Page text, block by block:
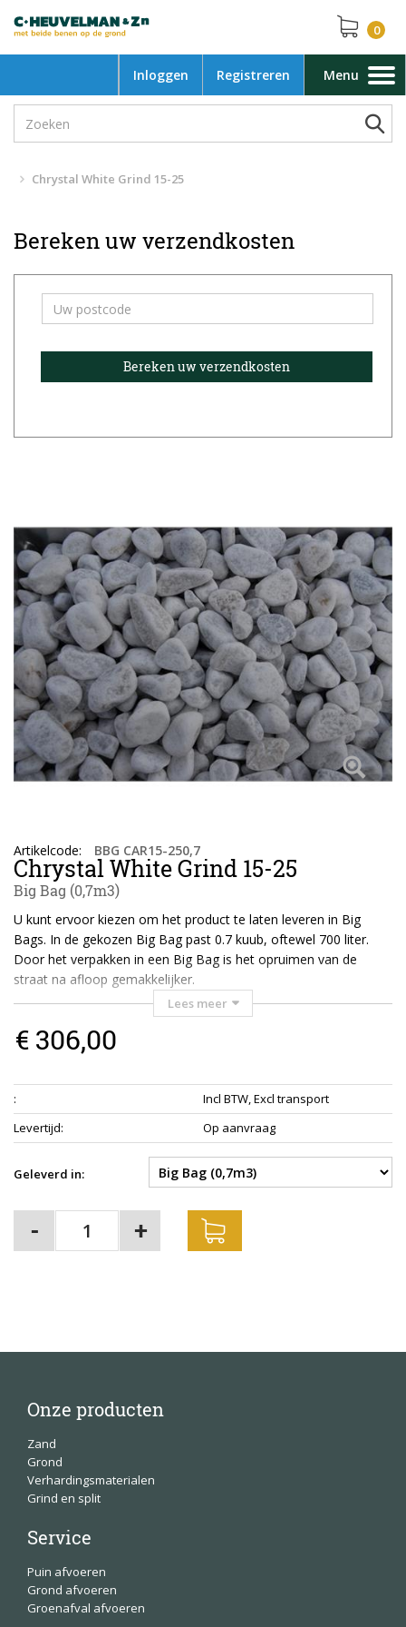
0
Inloggen Registreren
Toggle
navigation
Menu
Chrystal White Grind 15-25
Bereken uw verzendkosten
Artikelcode: BBG CAR15-250,7
Chrystal White Grind 15-25
Big Bag (0,7m3)
U kunt ervoor kiezen om het product te laten leveren in Big
Bags. In de gekozen Big Bag past 0.7 kuub, oftewel 700 liter.
Door het verpakken in een Big Bag is het opruimen van de
straat na afloop gemakkelijker.
Houd er rekening mee dat voor de levering van producten in Big
Bags een grotere vrachtwagen benodigd is (minimaal 7 meter
lang bij 2,70 meter breed). De Big Bags kunnen maximaal 6
Wanneer u telefonisch contact opneemt is het mogelijk om een
speciale kraanauto te bestellen met een bereik tot en met 13
meter uit de zijkant van de auto. Houd er rekening mee dat hier
extra kosten voor worden gerekend.
Lees meer
€ 306,00
:
Incl BTW, Excl transport
Levertijd: Op aanvraag
Geleverd in:
Onze producten
Zand
Grond
Verhardingsmaterialen
Grind en split
Service
Puin afvoeren
Grond afvoeren
Groenafval afvoeren